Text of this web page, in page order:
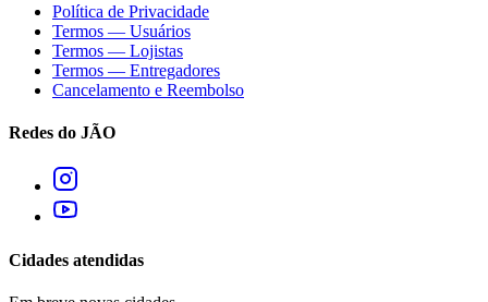
Política de Privacidade
Termos — Usuários
Termos — Lojistas
Termos — Entregadores
Cancelamento e Reembolso
Redes do JÃO
Cidades atendidas